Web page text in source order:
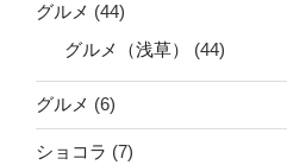
グルメ (44)
グルメ（浅草）
(44)
グルメ (6)
ショコラ (7)